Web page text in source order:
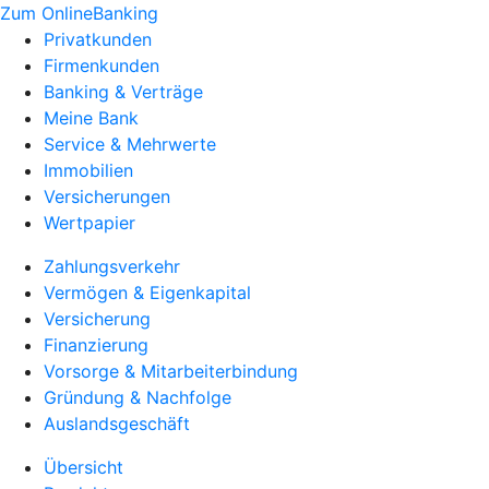
Zum OnlineBanking
Privatkunden
Firmenkunden
Banking & Verträge
Meine Bank
Service & Mehrwerte
Immobilien
Versicherungen
Wertpapier
Zahlungsverkehr
Vermögen & Eigenkapital
Versicherung
Finanzierung
Vorsorge & Mitarbeiterbindung
Gründung & Nachfolge
Auslandsgeschäft
Übersicht